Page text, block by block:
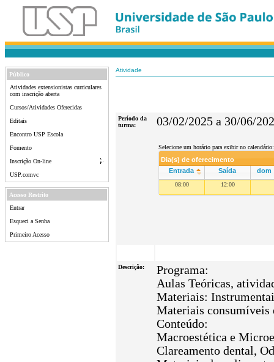
Público
Atividades extensionistas curriculares
com inscrição aberta
Cursos/Atividades Oferecidas
Editais
Encontro USP Escola
Fomento
Inscrição On-line
USP.comvc
Acesso Restrito
Entrar
Esqueci a Senha
Primeiro Acesso
Atividade
Período da
turma:
03/02/2025 a 30/06/
Selecione um horário para exibir no calendário:
Dia(s) de oferecimento
Entrada
Saída dom
08:00 12:00
Descrição:
Programa:
Aulas Teóricas,
Materiais:
Materiais consumíveis
Conteúdo:
Macroestética e
Clareamento dental,